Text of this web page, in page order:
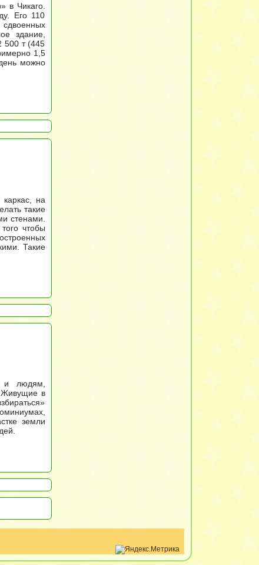
в Чикаго.
Его 110
здание,
500 т (445
1,5
можно
на
такие
стенами.
чтобы
Такие
и людям,
Живущие в
земли